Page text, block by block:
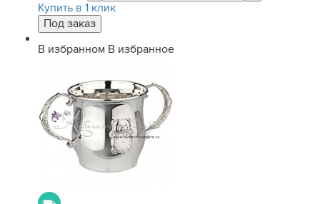
Купить в 1 клик
В избранном В избранное